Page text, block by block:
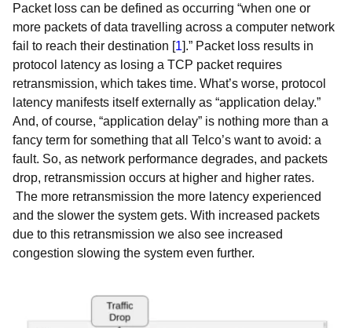
Packet loss can be defined as occurring “when one or
more packets of data travelling across a computer network
fail to reach their destination [1].” Packet loss results in
protocol latency as losing a TCP packet requires
retransmission, which takes time. What’s worse, protocol
latency manifests itself externally as “application delay.”
And, of course, “application delay” is nothing more than a
fancy term for something that all Telco’s want to avoid: a
fault. So, as network performance degrades, and packets
drop, retransmission occurs at higher and higher rates.
The more retransmission the more latency experienced
and the slower the system gets. With increased packets
due to this retransmission we also see increased
congestion slowing the system even further.